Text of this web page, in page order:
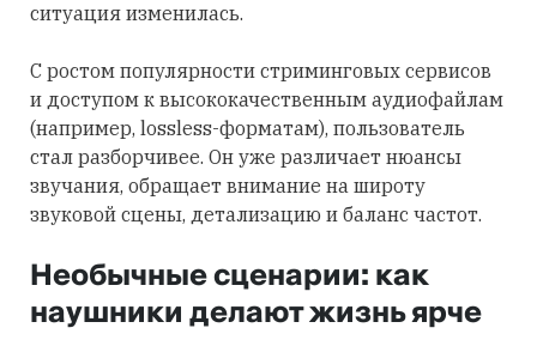
ситуация изменилась.
С ростом популярности стриминговых сервисов
и доступом к высококачественным аудиофайлам
(например, lossless-форматам), пользователь
стал разборчивее. Он уже различает нюансы
звучания, обращает внимание на широту
звуковой сцены, детализацию и баланс частот.
Необычные сценарии: как
наушники делают жизнь ярче